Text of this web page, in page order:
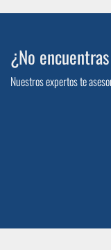
¿No
Nuestros expertos te